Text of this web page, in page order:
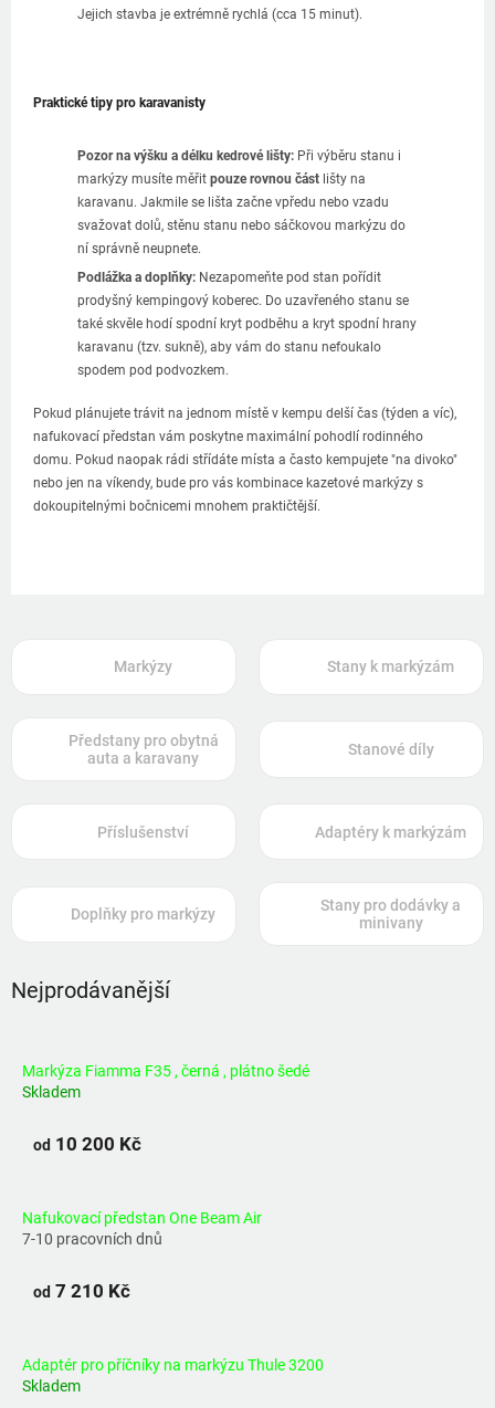
Jejich stavba je extrémně rychlá (cca 15 minut).
Praktické tipy pro karavanisty
Pozor na výšku a délku kedrové lišty: Při výběru stanu i
markýzy musíte měřit pouze rovnou část lišty na
karavanu. Jakmile se lišta začne vpředu nebo vzadu
svažovat dolů, stěnu stanu nebo sáčkovou markýzu do
ní správně neupnete.
Podlážka a doplňky: Nezapomeňte pod stan pořídit
prodyšný kempingový koberec. Do uzavřeného stanu se
také skvěle hodí spodní kryt podběhu a kryt spodní hrany
karavanu (tzv. sukně), aby vám do stanu nefoukalo
spodem pod podvozkem.
Pokud plánujete trávit na jednom místě v kempu delší čas (týden a víc),
nafukovací předstan vám poskytne maximální pohodlí rodinného
domu. Pokud naopak rádi střídáte místa a často kempujete "na divoko"
nebo jen na víkendy, bude pro vás kombinace kazetové markýzy s
dokoupitelnými bočnicemi mnohem praktičtější.
Markýzy Stany k markýzám
Předstany pro obytná
auta a karavany
Stanové díly
Příslušenství Adaptéry k markýzám
Doplňky pro markýzy
Stany pro dodávky a
minivany
Nejprodávanější
Markýza Fiamma F35 , černá , plátno šedé
Skladem
od 10 200 Kč
Nafukovací předstan One Beam Air
7-10 pracovních dnů
od 7 210 Kč
Adaptér pro příčníky na markýzu Thule 3200
Skladem